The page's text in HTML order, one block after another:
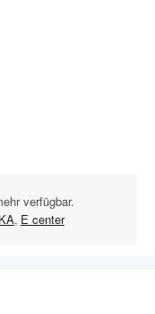
verfügbar.
, E center